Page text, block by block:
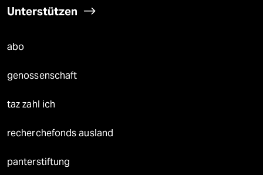
Unterstützen
abo
genossenschaft
taz zahl ich
recherchefonds ausland
panterstiftung